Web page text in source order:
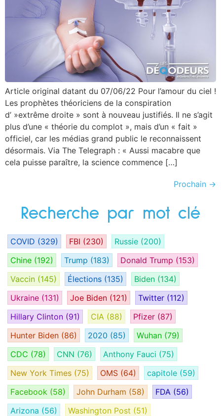
Article original datant du 07/06/22 Pour l’amour du ciel !
Les prophètes théoriciens de la conspiration
d’ »extrême droite » sont à nouveau justifiés. Il ne s’agit
plus d’une « théorie du complot », mais d’un « fait »
officiel, car les médias grand public le reconnaissent
désormais. Via The Telegraph : « Aussi macabre que
cela puisse paraître, la science commence […]
Prochain →
Recherche par mot clé
COVID (329) FBI (230) Russie (200)
Chine (192) Trump (183) Donald Trump (153)
Vaccin (145) Élections (135) Biden (134)
Ukraine (131) Joe Biden (121) Twitter (112)
Hillary Clinton (91) CIA (88) Pfizer (87)
Hunter Biden (86) 2020 (85) Wuhan (79)
CDC (78) CNN (76) Anthony Fauci (75)
New York Times (75) OMS (64) capitole (59)
Facebook (58) John Durham (58) FDA (56)
Arizona (56) Washington Post (51)